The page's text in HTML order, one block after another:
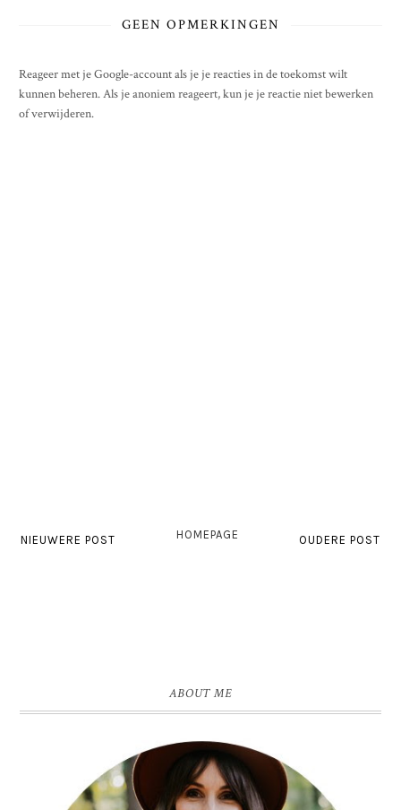
GEEN OPMERKINGEN
Reageer met je Google-account als je je reacties in de toekomst wilt
kunnen beheren. Als je anoniem reageert, kun je je reactie niet bewerken
of verwijderen.
NIEUWERE POST OUDERE POST
HOMEPAGE
ABOUT ME